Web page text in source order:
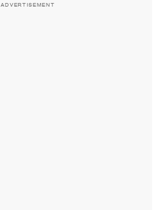
ADVERTISEMENT